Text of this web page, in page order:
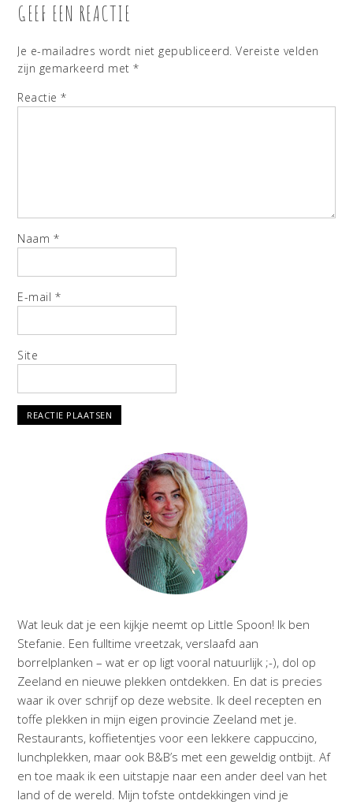
GEEF EEN REACTIE
Je e-mailadres wordt niet gepubliceerd. Vereiste velden
zijn gemarkeerd met*
Reactie*
Naam *
E-mail *
Site
Wat leuk dat je een kijkje neemt op Little Spoon! Ik ben
Stefanie. Een fulltime vreetzak, verslaafd aan
borrelplanken – wat er op ligt vooral natuurlijk ;-), dol op
Zeeland en nieuwe plekken ontdekken. En dat is precies
waar ik over schrijf op deze website. Ik deel recepten en
toffe plekken in mijn eigen provincie Zeeland met je.
Restaurants, koffietentjes voor een lekkere cappuccino,
lunchplekken, maar ook B&B’s met een geweldig ontbijt. Af
en toe maak ik een uitstapje naar een ander deel van het
land of de wereld. Mijn tofste ontdekkingen vind je